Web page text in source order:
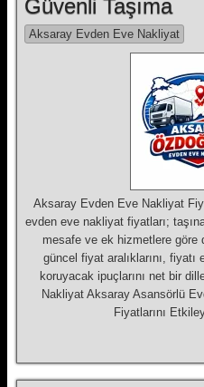
Güvenli Taşıma
Aksaray Evden Eve Nakliyat
Aksaray Evden Eve Nakliyat
evden eve nakliyat fiyatları;
mesafe ve ek hizmetlere göre
güncel fiyat aralıklarını,
koruyacak ipuçlarını net bir
Nakliyat Aksaray Asansörlü
Fiyatlarını